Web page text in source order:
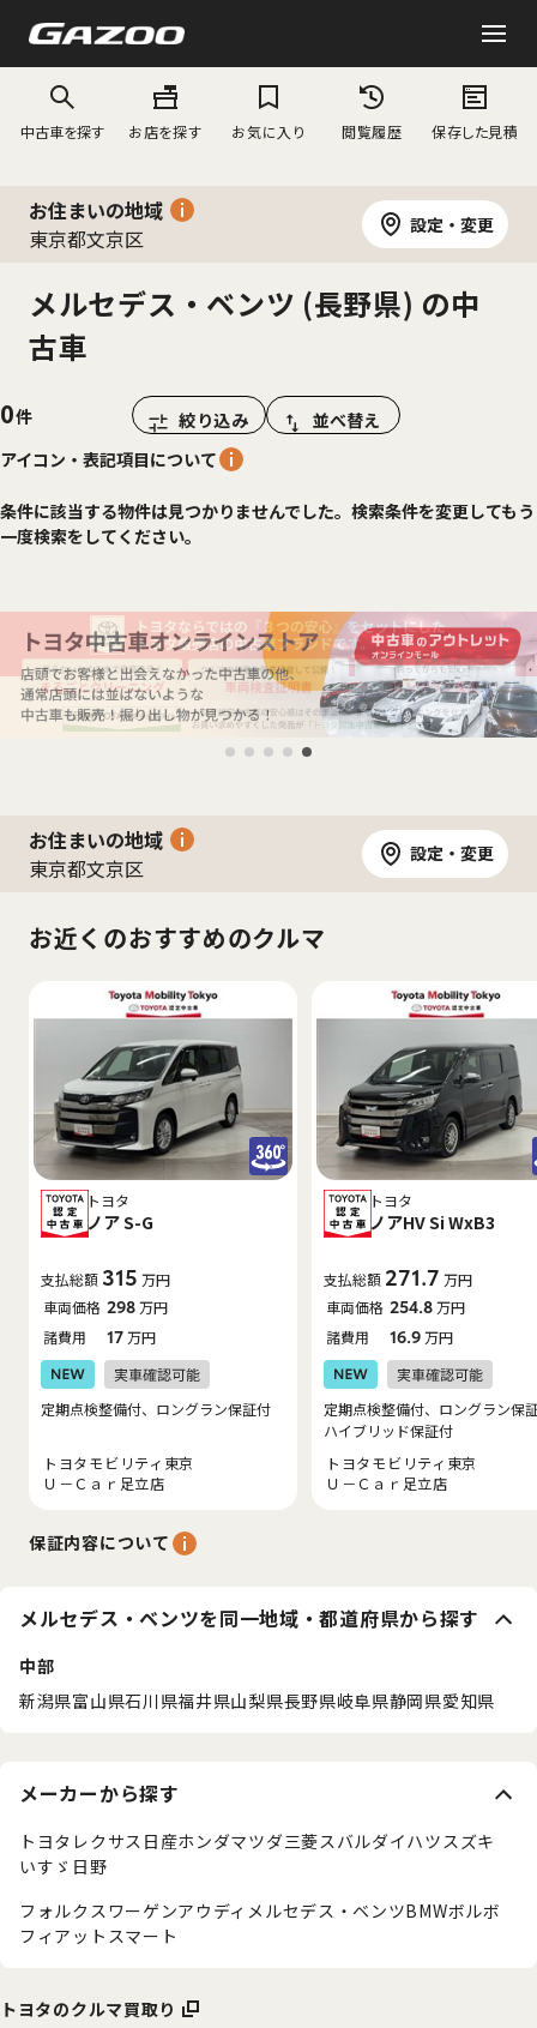
中古車を探す お店を探す お気に入り 閲覧履歴 保存した見積
お住まいの地域
東京都文京区
設定・変更
メルセデス・ベンツ (長野県) の中
古車
0 絞り込み
並べ替え
アイコン・表記項目について
条件に該当する物件は見つかりませんでした。検索条件を変更してもう
一度検索をしてください。
お住まいの地域
東京都文京区
設定・変更
お近くのおすすめのクルマ
トヨタ
ノア S-G
支払総額 315 万円
車両価格 298万円
諸費用
17万円
定期点検整備付、ロングラン保証付
トヨタモビリティ東京
Ｕ－Ｃａｒ足立店
トヨタ
ノアHV Si WxB3
支払総額 271.7 万円
車両価格 254.8万円
諸費用
16.9万円
定期点検整備付、ロングラン保
ハイブリッド保証付
トヨタモビリティ東京
Ｕ－Ｃａｒ足立店
保証内容について
メルセデス・ベンツを同一地域・都道府県から探す
中部
新潟県富山県石川県福井県山梨県長野県岐阜県静岡県愛知県
メーカーから探す
トヨタ レクサス 日産ホンダマツダ三菱スバルダイハツ スズキ
いすゞ 日野
フォルクスワーゲンアウディ メルセデス・ベンツBMWボルボ
フィアット スマート
トヨタのクルマ買取り